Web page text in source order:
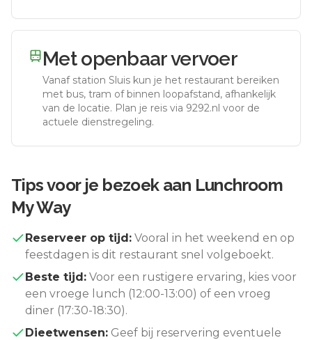
Met openbaar vervoer
Vanaf station Sluis kun je het restaurant bereiken
met bus, tram of binnen loopafstand, afhankelijk
van de locatie. Plan je reis via 9292.nl voor de
actuele dienstregeling.
Tips voor je bezoek aan Lunchroom
My Way
Reserveer op tijd: Vooral in het weekend en op
feestdagen is dit restaurant snel volgeboekt.
Beste tijd: Voor een rustigere ervaring, kies voor
een vroege lunch (12:00-13:00) of een vroeg
diner (17:30-18:30).
Dieetwensen: Geef bij reservering eventuele